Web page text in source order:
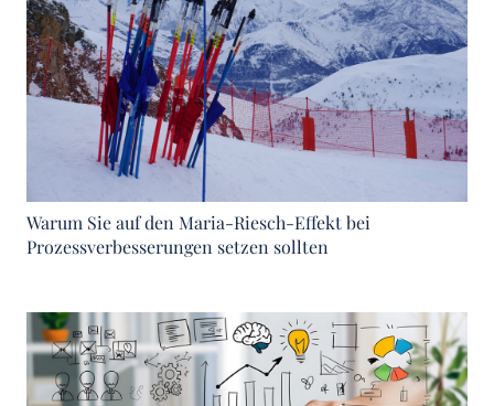
Warum Sie auf den Maria-Riesch-Effekt bei
Prozessverbesserungen setzen sollten